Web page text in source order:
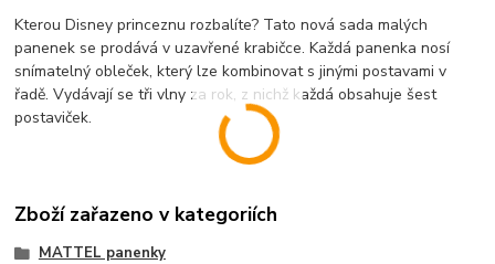
Kterou Disney princeznu rozbalíte? Tato nová sada malých
panenek se prodává v uzavřené krabičce. Každá panenka nosí
snímatelný obleček, který lze kombinovat s jinými postavami v
řadě. Vydávají se tři vlny za rok, z nichž každá obsahuje šest
postaviček.
Zboží zařazeno v kategoriích
MATTEL panenky